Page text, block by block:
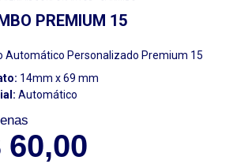
PREMIUM 15
Automático Personalizado Premium 15
14mm x 69 mm
Automático
60,00